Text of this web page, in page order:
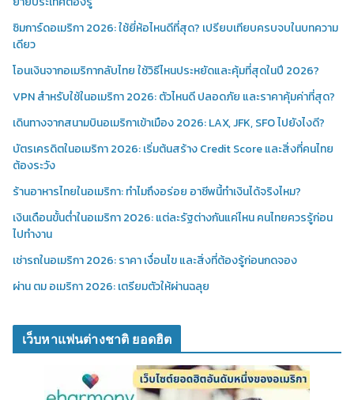
ซิมการ์ดอเมริกา 2026: ใช้ยี่ห้อไหนดีที่สุด? เปรียบเทียบครบจบในบทความ
เดียว
โอนเงินจากอเมริกากลับไทย ใช้วิธีไหนประหยัดและคุ้มที่สุดในปี 2026?
VPN สำหรับใช้ในอเมริกา 2026: ตัวไหนดี ปลอดภัย และราคาคุ้มค่าที่สุด?
เดินทางจากสนามบินอเมริกาเข้าเมือง 2026: LAX, JFK, SFO ไปยังไงดี?
บัตรเครดิตในอเมริกา 2026: เริ่มต้นสร้าง Credit Score และสิ่งที่คนไทย
ต้องระวัง
ร้านอาหารไทยในอเมริกา: ทำไมถึงอร่อย อาชีพนี้ทำเงินได้จริงไหม?
เงินเดือนขั้นต่ำในอเมริกา 2026: แต่ละรัฐต่างกันแค่ไหน คนไทยควรรู้ก่อน
ไปทำงาน
เช่ารถในอเมริกา 2026: ราคา เงื่อนไข และสิ่งที่ต้องรู้ก่อนกดจอง
ผ่าน ตม อเมริกา 2026: เตรียมตัวให้ผ่านฉลุย
เว็บหาแฟนต่างชาติ ยอดฮิต